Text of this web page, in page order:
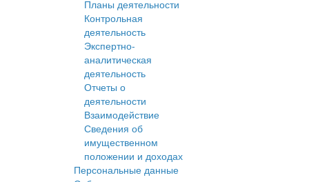
Планы деятельности
Контрольная
деятельность
Экспертно-
аналитическая
деятельность
Отчеты о
деятельности
Взаимодействие
Сведения об
имущественном
положении и доходах
Персональные данные